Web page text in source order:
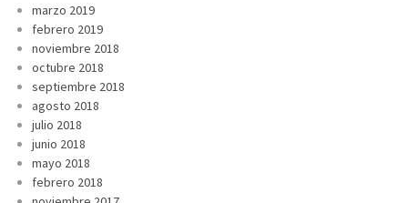
marzo 2019
febrero 2019
noviembre 2018
octubre 2018
septiembre 2018
agosto 2018
julio 2018
junio 2018
mayo 2018
febrero 2018